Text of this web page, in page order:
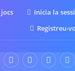
jocs
Inicia la
Registreu-